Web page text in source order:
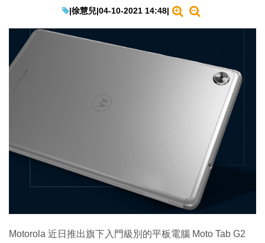
遊戲動漫
教學評測
Enterprise Digital Transformation
|徐慧兒|04-10-2021 14:48|
Motorola 近日推出旗下入門級別的平板電腦 Moto Tab G2